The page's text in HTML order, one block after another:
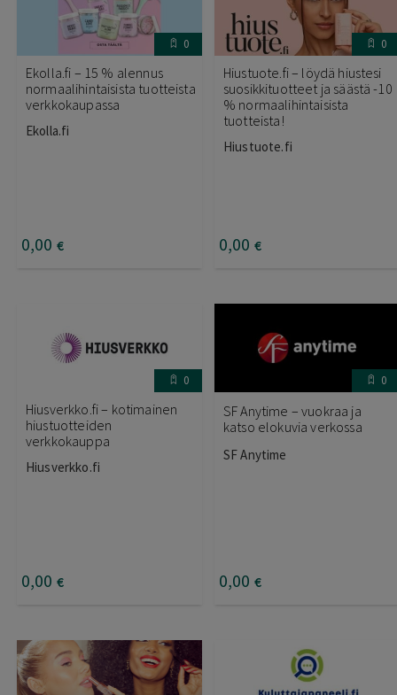
0
Ekolla.fi – 15 % alennus
normaalihintaisista tuotteista
verkkokaupassa
Ekolla.fi
0,00 €
0
Hiustuote.fi – löydä hiustesi
suosikkituotteet ja säästä -10
% normaalihintaisista
tuotteista!
Hiustuote.fi
0,00 €
0
Hiusverkko.fi – kotimainen
hiustuotteiden
verkkokauppa
Hiusverkko.fi
0,00 €
0
SF Anytime – vuokraa ja
katso elokuvia verkossa
SF Anytime
0,00 €